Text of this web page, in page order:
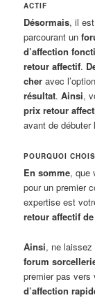
ACTIF
Désormais, il
parcourant un
d’affection
retour affectif.
cher avec
résultat.Ainsi,
prix retour
avant de
POURQUOI
En somme, que
pour un premier
expertise est
retour affectif
Ainsi, ne laissez
forum
premier pas
d’affection